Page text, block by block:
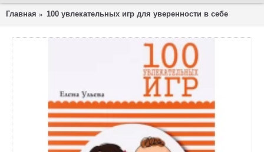
Главная 100 увлекательных игр для уверенности в себе